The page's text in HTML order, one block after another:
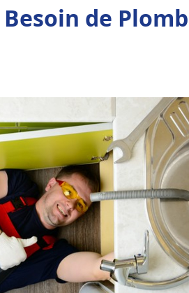
Besoin de